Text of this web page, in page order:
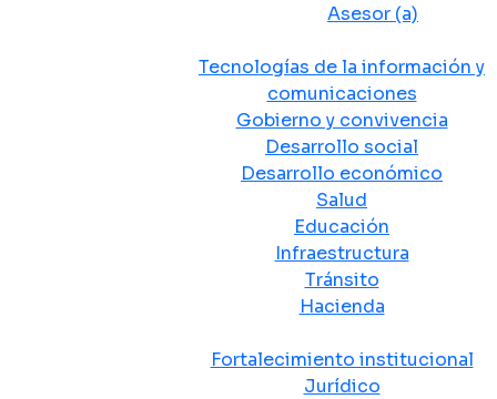
Asesor (a)
Tecnologías de la información y
comunicaciones
Gobierno y convivencia
Desarrollo social
Desarrollo económico
Salud
Educación
Infraestructura
Tránsito
Hacienda
Fortalecimiento institucional
Jurídico